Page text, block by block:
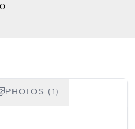
PHOTOS (1)